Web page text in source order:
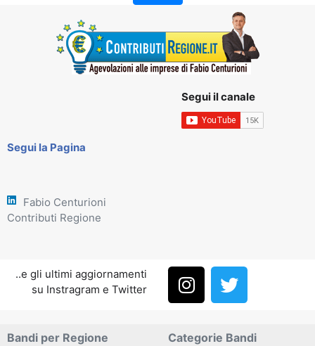
Segui il canale
Segui la Pagina
Fabio Centurioni
Contributi Regione
..e gli ultimi aggiornamenti
su Instragram e Twitter
Bandi per Regione Categorie Bandi